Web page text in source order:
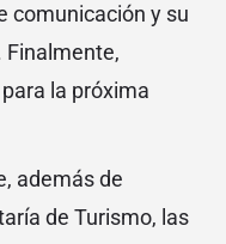
comunicación y su
Finalmente,
la próxima
además de
de Turismo, las